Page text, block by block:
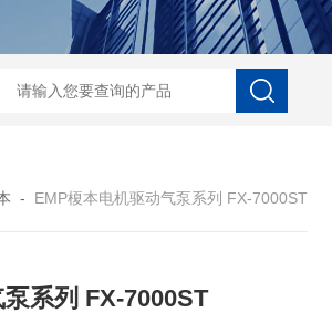
性气体去除化学滤芯 NECS-7-E-A-25日本无
- EMP榎本电机驱动气泵系列 FX-7000ST
系列 FX-7000ST